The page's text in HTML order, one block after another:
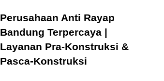
Perusahaan Anti Rayap
Bandung Terpercaya |
Layanan Pra-Konstruksi &
Pasca-Konstruksi